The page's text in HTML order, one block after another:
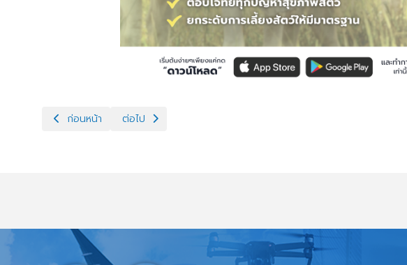
เนื้อหาก่อนหน้า: เปลี่ยนขยะเป็นเงิน สร้างรายได้จากของเหลือใช้ใกล้ตัว
ก่อนหน้า เนื้อหาถัดไป: ระบบปศุสัตว์ไทย 4.0 (DLD 4.0) แอพเดียวที่เกษตรกรผู้
ต่อไป